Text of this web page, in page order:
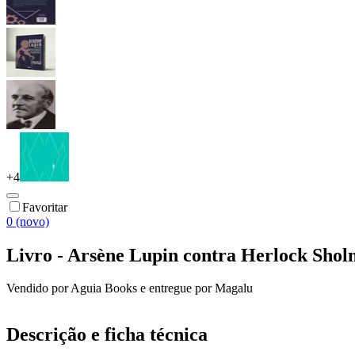
+4
Favoritar
0 (novo)
Livro - Arsène Lupin contra Herlock
Vendido porAguia Books e entregue por Magalu
Descrição e ficha técnica